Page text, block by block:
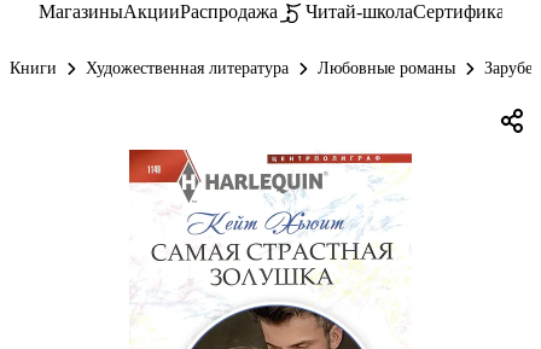
МагазиныАкцииРаспродажа Читай-школаСертификаты
Книги Художественная литература Любовные романы